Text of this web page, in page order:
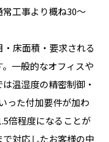
工事より概ね30〜
床面積・要求される
一般的なオフィスや
温湿度の精密制御・
った付加要件が加わ
倍程度になることが
対応したお客様の中